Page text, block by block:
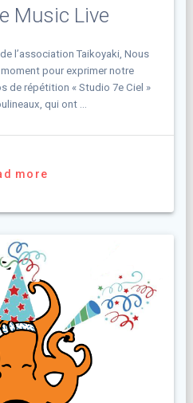
Music Live
l’association Taikoyaki, Nous
pour exprimer notre
de répétition « Studio 7e Ciel »
qui ont …
more